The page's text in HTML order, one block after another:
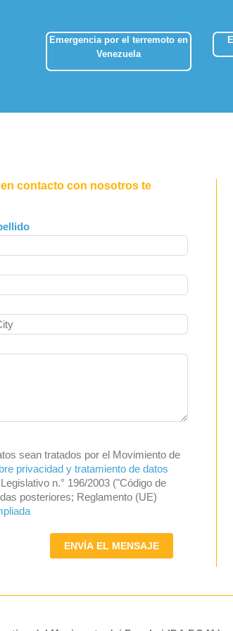
Emergencia por el terremoto en
Venezuela
contacto con nosotros te
sean tratados por el Movimiento de
privacidad y tratamiento de datos
n.° 196/2003 ("Código de
posteriores; Reglamento (UE)
ENVÍA EL MENSAJE